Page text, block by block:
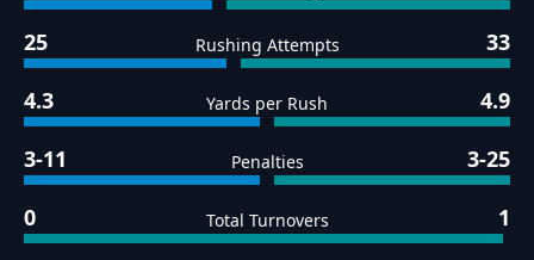
25 Rushing Attempts 33
4.3 Yards per Rush 4.9
3-11 Penalties 3-25
0 Total Turnovers 1